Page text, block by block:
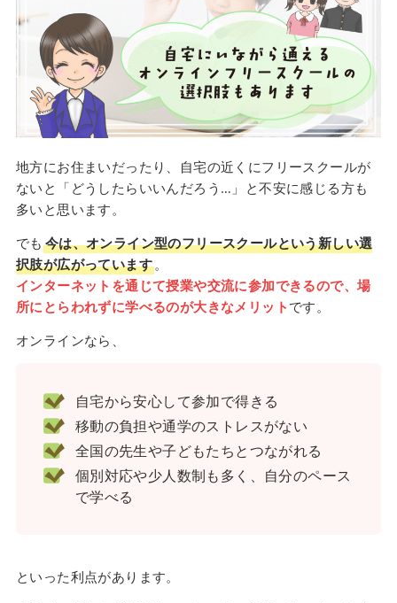
地方にお住まいだったり、自宅の近くにフリースクールが
ないと「どうしたらいいんだろう…」と不安に感じる方も
多いと思います。
でも 今は、オンライン型のフリースクールという新しい選
択肢が広がっています。
インターネットを通じて授業や交流に参加できるので、場
所にとらわれずに学べるのが大きなメリット です。
オンラインなら、
自宅から安心して参加で得きる
移動の負担や通学のストレスがない
全国の先生や子どもたちとつながれる
個別対応や少人数制も多く、自分のペース
で学べる
といった利点があります。